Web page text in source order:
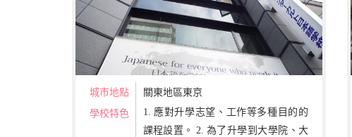
城市地點
關東地區東京
學校特色
1. 應對升學志望、工作等多種目的的
課程設置。 2. 為了升學到大學院、大